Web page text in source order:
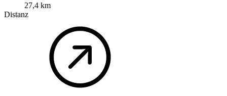
27,4 km
Distanz